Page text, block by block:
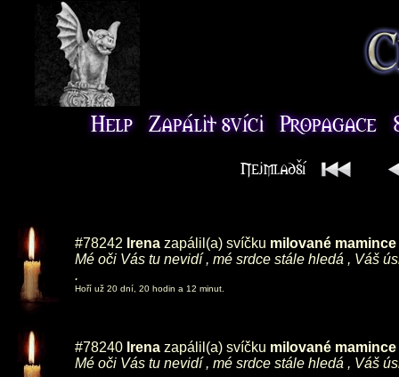
#78242 Irena zapálil(a) svíčku milované
Mé oči Vás tu nevidí , mé srdce stále hledá , Váš
.
Hoří už 20 dní, 20 hodin a 12 minut.
#78240 Irena zapálil(a) svíčku milované
Mé oči Vás tu nevidí , mé srdce stále hledá , Váš